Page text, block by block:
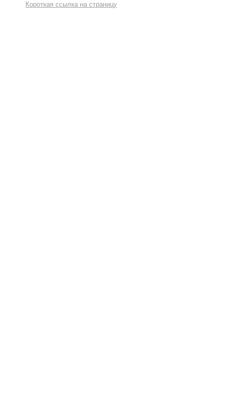
Короткая ссылка на страницу